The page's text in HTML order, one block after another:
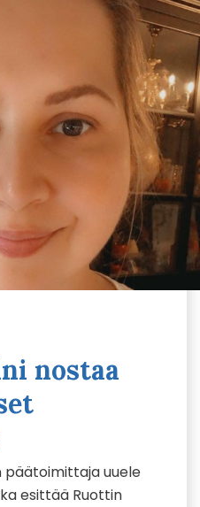
nostaa
päätoimittaja uuele
esittää Ruottin